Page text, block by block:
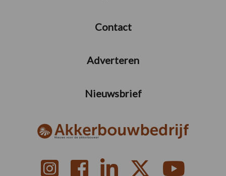
Contact
Adverteren
Nieuwsbrief